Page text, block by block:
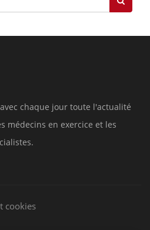
chaque jour toute l'actualité
médecins en exercice et les
cookies